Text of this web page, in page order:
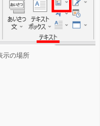
示の場所